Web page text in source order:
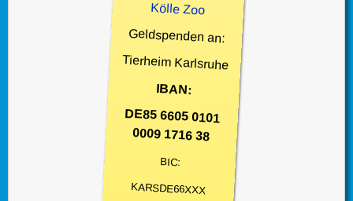
Kölle Zoo
Geldspenden an:
Tierheim Karlsruhe
IBAN:
DE85 6605 0101
0009 1716 38
BIC:
KARSDE66XXX